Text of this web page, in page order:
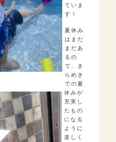
ていま
す！
夏休み
はまだ
まだあ
るの
で、き
らめき
での夏
休みが
充実し
たもの
になる
ように
楽しく